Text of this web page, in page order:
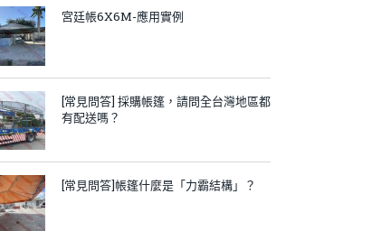
宮廷帳6X6M-應用實例
[常見問答] 採購帳篷，請問全台灣地區都
有配送嗎？
[常見問答]帳篷什麼是「力霸結構」？